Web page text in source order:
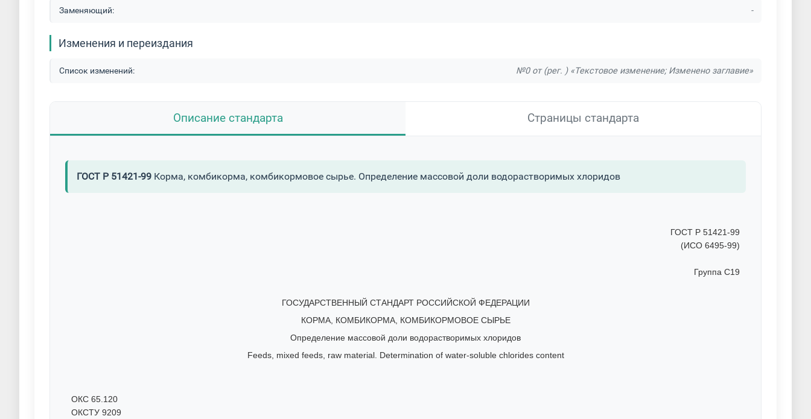
Заменяющий: -
Изменения и переиздания
Список изменений: №0 от (рег. ) «Текстовое изменение; Изменено заглавие»
Описание стандарта Страницы стандарта
ГОСТ Р 51421-99 Корма, комбикорма, комбикормовое сырье. Определение массовой доли водорастворимых хлоридов